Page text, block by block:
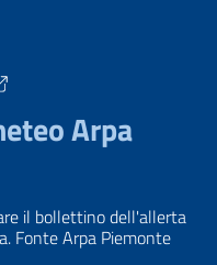
Arpa
il bollettino dell'allerta
Fonte Arpa Piemonte